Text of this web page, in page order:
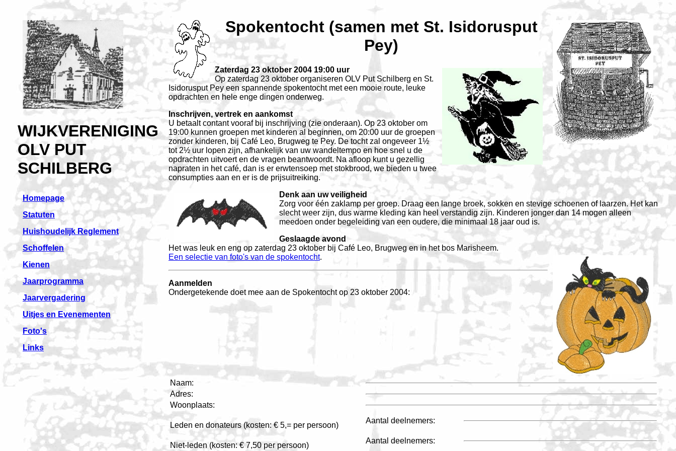
WIJKVERENIGING
OLV PUT
SCHILBERG
Homepage
Statuten
Huishoudelijk Reglement
Schoffelen
Kienen
Jaarprogramma
Jaarvergadering
Uitjes en Evenementen
Foto's
Links
Spokentocht (samen met St. Isidorusput
Pey)
Zaterdag 23 oktober 2004 19:00 uur
Op zaterdag 23 oktober organiseren OLV Put Schilberg en St.
Isidorusput Pey een spannende spokentocht met een mooie route, leuke
opdrachten en hele enge dingen onderweg.
Inschrijven, vertrek en aankomst
U betaalt contant vooraf bij inschrijving (zie onderaan). Op 23 oktober om
19:00 kunnen groepen met kinderen al beginnen, om 20:00 uur de groepen
zonder kinderen, bij Café Leo, Brugweg te Pey. De tocht zal ongeveer 1½
tot 2½ uur lopen zijn, afhankelijk van uw wandeltempo en hoe snel u de
opdrachten uitvoert en de vragen beantwoordt. Na afloop kunt u gezellig
napraten in het café, dan is er erwtensoep met stokbrood, we bieden u twee
consumpties aan en er is de prijsuitreiking.
Denk aan uw veiligheid
Zorg voor één zaklamp per groep. Draag een lange broek, sokken en stevige schoenen of laarzen. Het kan
slecht weer zijn, dus warme kleding kan heel verstandig zijn. Kinderen jonger dan 14 mogen alleen
meedoen onder begeleiding van een oudere, die minimaal 18 jaar oud is.
Geslaagde avond
Het was leuk en eng op zaterdag 23 oktober bij Café Leo, Brugweg en in het bos Marisheem.
Een selectie van foto's van de spokentocht.
Aanmelden
Ondergetekende doet mee aan de Spokentocht op 23 oktober 2004:
Naam:
Adres:
Woonplaats:
Leden en donateurs (kosten: € 5,= per persoon)
Aantal deelnemers:
Niet-leden (kosten: € 7,50 per persoon)
Aantal deelnemers: